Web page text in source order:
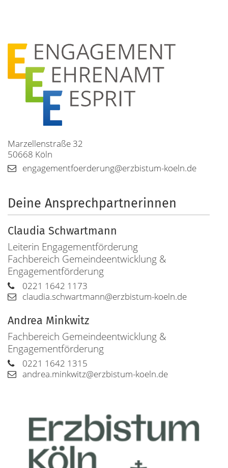
Marzellenstraße 32
50668 Köln
engagementfoerderung@erzbistum-koeln.de
Deine Ansprechpartnerinnen
Claudia Schwartmann
Leiterin Engagementförderung
Fachbereich Gemeindeentwicklung &
Engagementförderung
0221 1642 1173
claudia.schwartmann@erzbistum-koeln.de
Andrea Minkwitz
Fachbereich Gemeindeentwicklung &
Engagementförderung
0221 1642 1315
andrea.minkwitz@erzbistum-koeln.de